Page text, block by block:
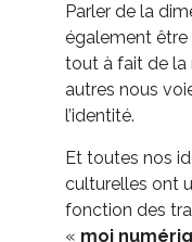
Parler de la
également être
tout à fait de la
autres nous
l’identité.
Et toutes nos
culturelles ont
fonction des
« moi